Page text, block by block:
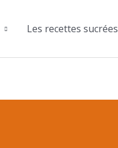
Les recettes sucrées